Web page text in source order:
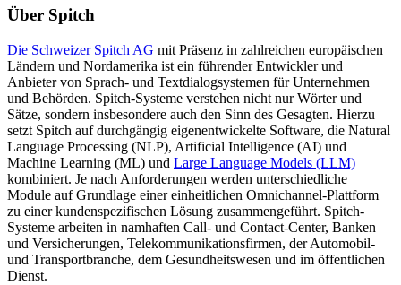
Über Spitch
Die Schweizer Spitch AG mit Präsenz in zahlreichen europäischen
Ländern und Nordamerika ist ein führender Entwickler und
Anbieter von Sprach- und Textdialogsystemen für Unternehmen
und Behörden. Spitch-Systeme verstehen nicht nur Wörter und
Sätze, sondern insbesondere auch den Sinn des Gesagten. Hierzu
setzt Spitch auf durchgängig eigenentwickelte Software, die Natural
Language Processing (NLP), Artificial Intelligence (AI) und
Machine Learning (ML) und Large Language Models (LLM)
kombiniert. Je nach Anforderungen werden unterschiedliche
Module auf Grundlage einer einheitlichen Omnichannel-Plattform
zu einer kundenspezifischen Lösung zusammengeführt. Spitch-
Systeme arbeiten in namhaften Call- und Contact-Center, Banken
und Versicherungen, Tele­kommunikations­firmen, der Automobil-
und Transport­branche, dem Gesundheitswesen und im öffentlichen
Dienst.